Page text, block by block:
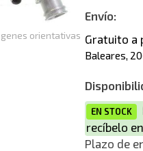
Envío:
Gratuito a
Baleares,
EN STOCK
recíbelo
Plazo de
orientativas